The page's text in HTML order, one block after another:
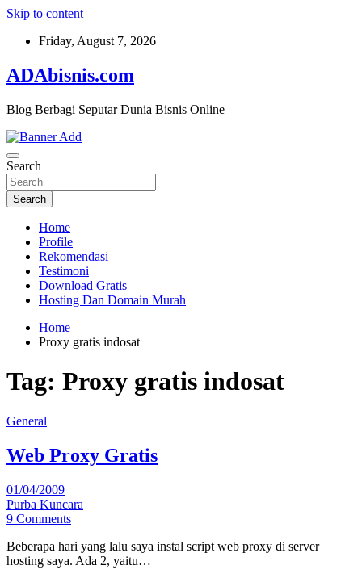
Skip to content
Friday, August 7, 2026
ADAbisnis.com
Blog Berbagi Seputar Dunia Bisnis Online
Search
Search
Home
Profile
Rekomendasi
Testimoni
Download Gratis
Hosting Dan Domain Murah
Home
Proxy gratis indosat
Tag: Proxy gratis indosat
General
Web Proxy Gratis
01/04/2009
Purba Kuncara
9 Comments
Beberapa hari yang lalu saya instal script web proxy di server
hosting saya. Ada 2, yaitu…